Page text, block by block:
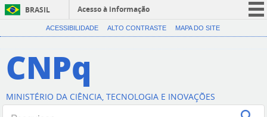
BRASIL
Acesso à informação
CORONAVÍRUS (COVID-19)
Canais
ACESSIBILIDADE ALTO CONTRASTE MAPA DO SITE
CNPq
MINISTÉRIO DA CIÊNCIA, TECNOLOGIA E INOVAÇÕES